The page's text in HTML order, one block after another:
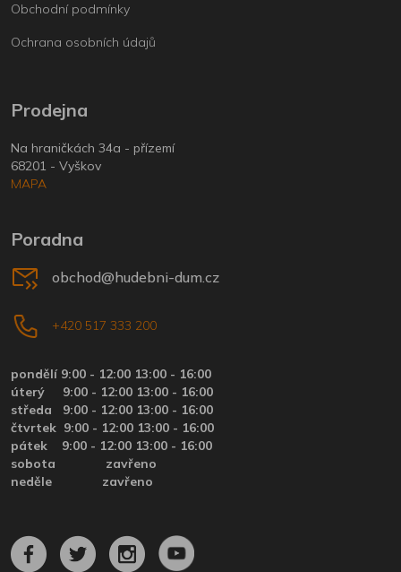
Obchodní podmínky
Ochrana osobních údajů
Prodejna
Na hraničkách 34a - přízemí
68201 - Vyškov
MAPA
Poradna
obchod@hudebni-dum.cz
+420 517 333 200
pondělí 9:00 - 12:00 13:00 - 16:00
úterý 9:00 - 12:00 13:00 - 16:00
středa 9:00 - 12:00 13:00 - 16:00
čtvrtek 9:00 - 12:00 13:00 - 16:00
pátek 9:00 - 12:00 13:00 - 16:00
sobota zavřeno
neděle zavřeno